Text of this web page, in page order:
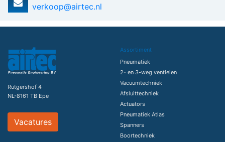
verkoop@airtec.nl
Rutgershof 4
NL-8161 TB Epe
Vacatures
Assortiment
Pneumatiek
2- en 3-weg ventielen
Vacuumtechniek
Afsluittechniek
Actuators
Pneumatiek Atlas
Spanners
Boortechniek